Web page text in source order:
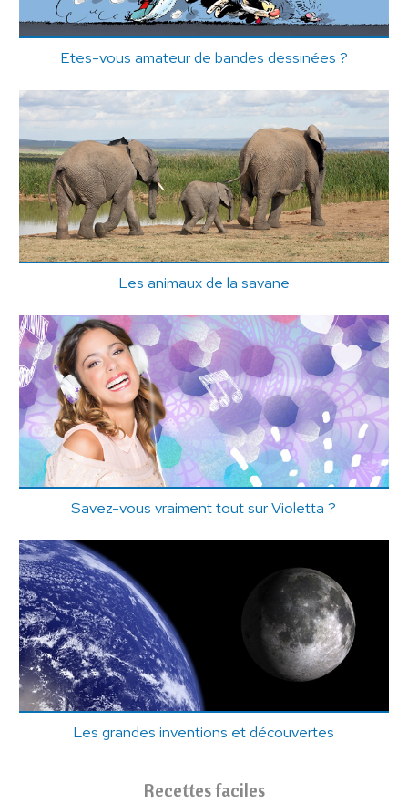
Etes-vous amateur de bandes dessinées ?
Les animaux de la savane
Savez-vous vraiment tout sur Violetta ?
Les grandes inventions et découvertes
Recettes faciles